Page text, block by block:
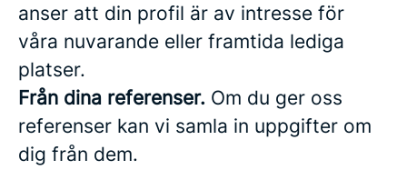
anser att din profil är av intresse för
våra nuvarande eller framtida lediga
platser.
Från dina referenser. Om du ger oss
referenser kan vi samla in uppgifter om
dig från dem.